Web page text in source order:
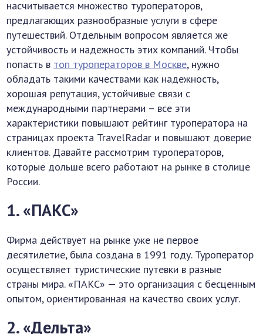
насчитывается множество туроператоров,
предлагающих разнообразные услуги в сфере
путешествий. Отдельным вопросом является же
устойчивость и надежность этих компаний. Чтобы
попасть в топ туроператоров в Москве, нужно
обладать такими качествами как надежность,
хорошая репутация, устойчивые связи с
международными партнерами – все эти
характеристики повышают рейтинг туроператора на
страницах проекта TravelRadar и повышают доверие
клиентов. Давайте рассмотрим туроператоров,
которые дольше всего работают на рынке в столице
России.
1. «ПАКС»
Фирма действует на рынке уже не первое
десятилетие, была создана в 1991 году. Туроператор
осуществляет туристические путевки в разные
страны мира. «ПАКС» — это организация с бесценным
опытом, ориентированная на качество своих услуг.
2. «Дельта»